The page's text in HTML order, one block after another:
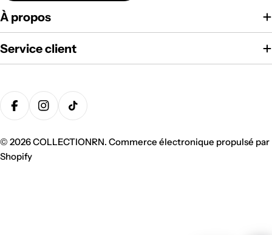
À propos
Service client
Modes
de
FacebookInstagram
Tik Tok
© 2026COLLECTIONRN. Commerce électronique propulsé par
Shopify